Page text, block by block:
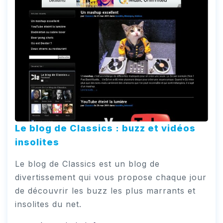
Le blog de Classics : buzz et vidéos
insolites
Le blog de Classics est un blog de
divertissement qui vous propose chaque jour
de découvrir les buzz les plus marrants et
insolites du net.